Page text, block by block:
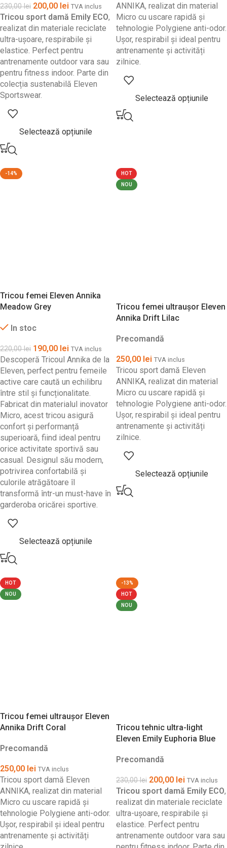
230,00lei 200,00 lei TVA inclus
Tricou sport damă Emily ECO,
realizat din materiale reciclate
ultra-ușoare, respirabile și
elastice. Perfect pentru
antrenamente outdoor vara sau
pentru fitness indoor. Parte din
colecția sustenabilă Eleven
Sportswear.
Selectează opțiunile
ANNIKA, realizat din material
Micro cu uscare rapidă și
tehnologie Polygiene anti-odor.
Ușor, respirabil și ideal pentru
antrenamente și activități
zilnice.
Selectează opțiunile
-14%
Tricou femei Eleven Annika
Meadow Grey
In stoc
220,00lei 190,00 lei TVA inclus
Descoperă Tricoul Annika de la
Eleven, perfect pentru femeile
active care caută un echilibru
între stil și funcționalitate.
Fabricat din materialul inovator
Micro, acest tricou asigură
confort și performanță
superioară, fiind ideal pentru
orice activitate sportivă sau
casual. Designul său modern,
potrivirea confortabilă și
culorile atrăgătoare îl
transformă într-un must-have în
garderoba oricărei sportive.
Selectează opțiunile
HOT
NOU
Tricou femei ultraușor Eleven
Annika Drift Lilac
Precomandă
250,00 lei TVA inclus
Tricou sport damă Eleven
ANNIKA, realizat din material
Micro cu uscare rapidă și
tehnologie Polygiene anti-odor.
Ușor, respirabil și ideal pentru
antrenamente și activități
zilnice.
Selectează opțiunile
HOT
NOU
Tricou femei ultraușor Eleven
Annika Drift Coral
Precomandă
250,00 lei TVA inclus
Tricou sport damă Eleven
ANNIKA, realizat din material
Micro cu uscare rapidă și
tehnologie Polygiene anti-odor.
Ușor, respirabil și ideal pentru
antrenamente și activități
-13%
HOT
NOU
Tricou tehnic ultra-light
Eleven Emily Euphoria Blue
Precomandă
230,00lei 200,00 lei TVA inclus
Tricou sport damă Emily ECO,
realizat din materiale reciclate
ultra-ușoare, respirabile și
elastice. Perfect pentru
antrenamente outdoor vara sau